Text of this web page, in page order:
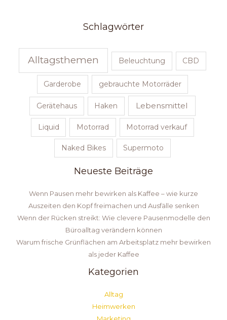
Schlagwörter
Alltagsthemen Beleuchtung CBD
Garderobe gebrauchte Motorräder
Gerätehaus Haken Lebensmittel
Liquid Motorrad Motorrad verkauf
Naked Bikes Supermoto
Neueste Beiträge
Wenn Pausen mehr bewirken als Kaffee – wie kurze
Auszeiten den Kopf freimachen und Ausfälle senken
Wenn der Rücken streikt: Wie clevere Pausenmodelle den
Büroalltag verändern können
Warum frische Grünflächen am Arbeitsplatz mehr bewirken
als jeder Kaffee
Kategorien
Alltag
Heimwerken